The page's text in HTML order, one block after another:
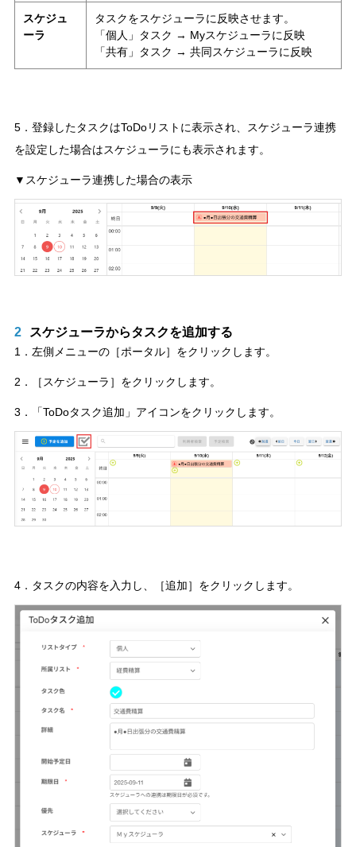
スケジュ
ーラ
タスクをスケジューラに反映させます。
「個人」タスク → Myスケジューラに反映
「共有」タスク → 共同スケジューラに反映
5．登録したタスクはToDoリストに表示され、スケジューラ連携
を設定した場合はスケジューラにも表示されます。
▼スケジューラ連携した場合の表示
2 スケジューラからタスクを追加する
1．左側メニューの［ポータル］をクリックします。
2．［スケジューラ］をクリックします。
3．「ToDoタスク追加」アイコンをクリックします。
4．タスクの内容を入力し、［追加］をクリックします。